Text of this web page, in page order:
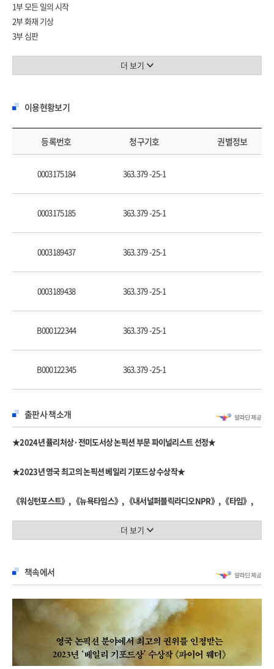
1부 모든 일의 시작
2부 화재 기상
3부 심판
참고문헌
더 보기
이용현황보기
등록번호 청구기호 권별정보
0003175184 363.379 -25-1
0003175185 363.379 -25-1
0003189437 363.379 -25-1
0003189438 363.379 -25-1
B000122344 363.379 -25-1
B000122345 363.379 -25-1
출판사 책소개
★2024년 퓰리처상·전미도서상 논픽션 부문 파이널리스트 선정★
★2023년 영국 최고의 논픽션 베일리 기포드상 수상작★
《워싱턴포스트》, 《뉴욕타임스》, 《내서널퍼블릭라디오NPR》, 《타임》,
2023년 영국 논픽션 분야에서 최고의 권위를 인정받는 베일리 기포드상 수상작인
《파이어 웨더》는 2024년 퓰리처상·전미도서상 논픽션 부문 파이널리스트
선정작이자 여러 언론 매체에서 ‘올해 최고의 책’으로 선정할 만큼 수많은 찬사를
받은 화제의 베스트셀러다.
2016년 5월, 캐나다 석유산업의 중심지이자 미국 최대 원유 공급업체가 있는
포트맥머리에 일어난 화재로 단 하루 만에 10만여 명이 대피하고 100억 달러에
더 보기
책속에서